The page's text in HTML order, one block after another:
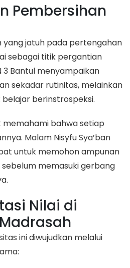
Pembersihan
yang jatuh pada pertengahan
sebagai titik pergantian
3 Bantul menyampaikan
sekadar rutinitas, melainkan
berinstrospeksi.
memahami bahwa setiap
Malam Nisyfu Sya’ban
untuk memohon ampunan
memasuki gerbang
Nilai di
ini diwujudkan melalui